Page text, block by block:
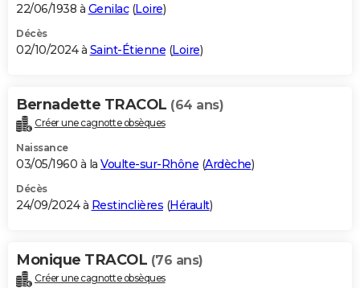
22/06/1938 à Genilac(Loire)
Décès
02/10/2024 à Saint-Étienne (Loire)
Bernadette TRACOL (64 ans)
Créer une cagnotte obsèques
Naissance
03/05/1960 à la Voulte-sur-Rhône (Ardèche)
Décès
24/09/2024 à Restinclières (Hérault)
Monique TRACOL (76 ans)
Créer une cagnotte obsèques